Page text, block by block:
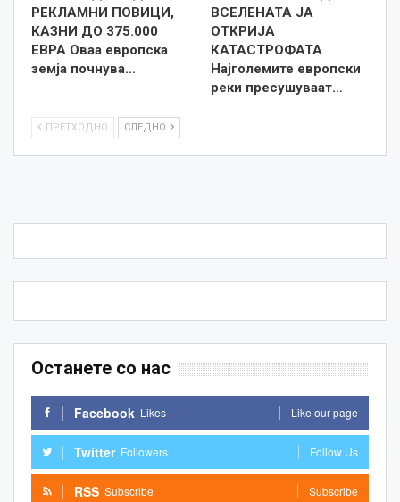
РЕКЛАМНИ ПОВИЦИ,
КАЗНИ ДО 375.000
ЕВРА Оваа европска
земја почнува…
ВСЕЛЕНАТА ЈА
ОТКРИЈА
КАТАСТРОФАТА
Најголемите европски
реки пресушуваат…
ПРЕТХОДНО СЛЕДНО
Останете со нас
Facebook Likes Like our page
Twitter Followers Follow Us
RSS Subscribe Subscribe